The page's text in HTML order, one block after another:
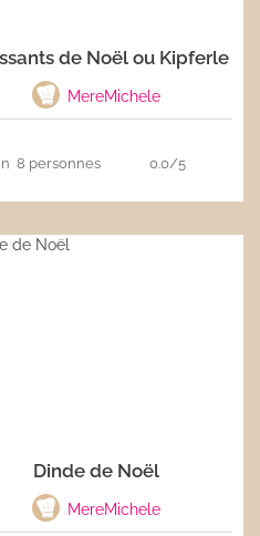
de Noël ou Kipferle
MereMichele
8 personnes 0.0/5
Dinde de Noël
MereMichele